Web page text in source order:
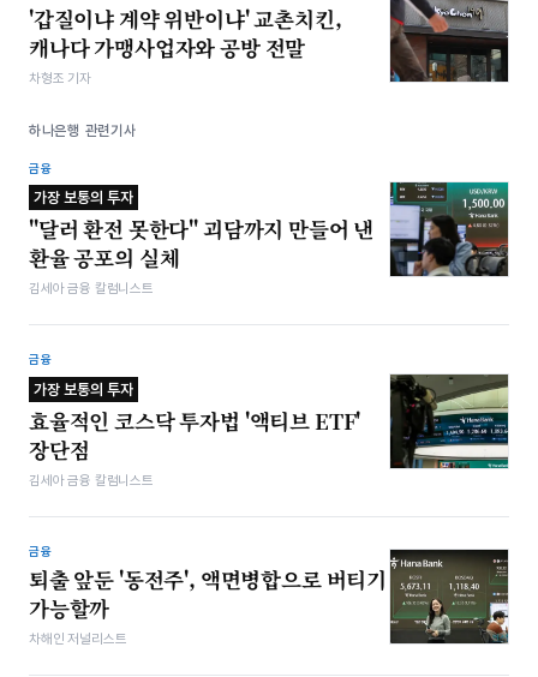
'갑질이냐 계약 위반이냐' 교촌치킨,
캐나다 가맹사업자와 공방 전말
차형조 기자
하나은행 관련기사
금융
가장 보통의 투자
"달러 환전 못한다" 괴담까지 만들어 낸
환율 공포의 실체
김세아 금융 칼럼니스트
금융
가장 보통의 투자
효율적인 코스닥 투자법 '액티브 ETF'
장단점
김세아 금융 칼럼니스트
금융
퇴출 앞둔 '동전주', 액면병합으로 버티기
가능할까
차해인 저널리스트